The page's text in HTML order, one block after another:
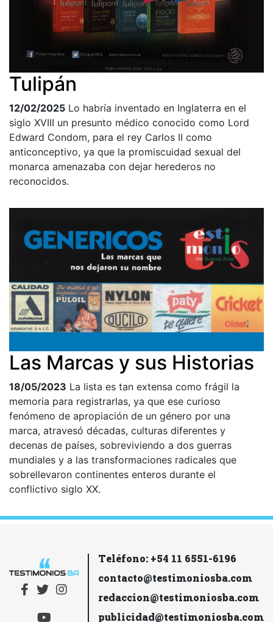
Tulipán
12/02/2025 Lo habría inventado en Inglaterra en el
siglo XVIII un presunto médico conocido como Lord
Edward Condom, para el rey Carlos II como
anticonceptivo, ya que la promiscuidad sexual del
monarca amenazaba con dejar herederos no
reconocidos.
Las Marcas y sus Historias
18/05/2023 La lista es tan extensa como frágil la
memoria para registrarlas, ya que ese curioso
fenómeno de apropiación de un género por una
marca, atravesó décadas, culturas diferentes y
decenas de países, sobreviviendo a dos guerras
mundiales y a las transformaciones radicales que
sobrellevaron continentes enteros durante el
conflictivo siglo XX.
Teléfono: +54 11 6551-6196
contacto@testimoniosba.com
redaccion@testimoniosba.com
publicidad@testimoniosba.com